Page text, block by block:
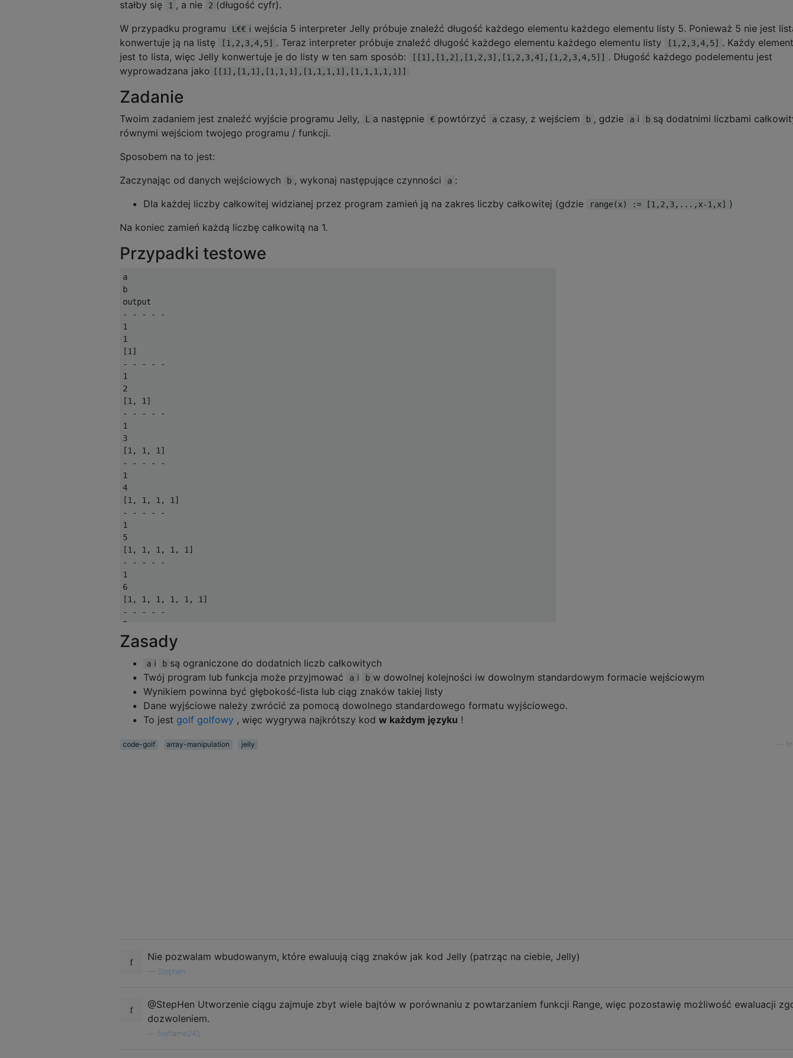
stałby się
1 , a nie 2 (długość cyfr).
W przypadku programu
L€€ i wejścia 5 interpreter Jelly próbuje znaleźć długość każdego elementu każdego elementu listy 5. Ponieważ 5 nie jest
konwertuje ją na listę
[1,2,3,4,5] . Teraz interpreter próbuje znaleźć długość każdego elementu każdego elementu listy [1,2,3,4,5] . Każdy
jest to lista, więc Jelly konwertuje je do listy w ten sam sposób:
[[1],[1,2],[1,2,3],[1,2,3,4],[1,2,3,4,5]] . Długość każdego podelementu jest
wyprowadzana jako [[1],[1,1],[1,1,1],[1,1,1,1],[1,1,1,1,1]]
Zadanie
Twoim zadaniem jest znaleźć wyjście programu Jelly, L a następnie € powtórzyć a czasy, z wejściem b , gdzie a i b są dodatnimi liczbami
równymi wejściom twojego programu / funkcji.
Sposobem na to jest:
Zaczynając od danych wejściowych
b , wykonaj następujące czynności a :
Dla każdej liczby całkowitej widzianej przez program zamień ją na zakres liczby całkowitej (gdzie
range(x) := [1,2,3,...,x-1,x] )
Na koniec zamień każdą liczbę całkowitą na 1.
Przypadki testowe
a
b
output
- - - - -
1
1
[1]
- - - - -
1
2
[1, 1]
- - - - -
1
3
[1, 1, 1]
- - - - -
1
4
[1, 1, 1, 1]
- - - - -
1
5
[1, 1, 1, 1, 1]
- - - - -
1
6
[1, 1, 1, 1, 1, 1]
- - - - -
2
1
[[1]]
- - - - -
[[1], [1, 1]]
- - - - -
[[1], [1, 1], [1, 1, 1]]
- - - - -
- - - - -
Zasady
a i b są ograniczone do dodatnich liczb całkowitych
Twój program lub funkcja może przyjmować
a i b w dowolnej kolejności iw dowolnym standardowym formacie wejściowym
Wynikiem powinna być głębokość-lista lub ciąg znaków takiej listy
Dane wyjściowe należy zwrócić za pomocą dowolnego standardowego formatu wyjściowego.
To jest golf golfowy , więc wygrywa najkrótszy kod w każdym języku !
code-golf array-manipulation jelly
Nie pozwalam wbudowanym, które ewaluują ciąg znaków jak kod Jelly (patrząc na ciebie, Jelly)
Stephen
@StepHen Utworzenie ciągu zajmuje zbyt wiele bajtów w porównaniu z powtarzaniem funkcji Range, więc pozostawię możliwość ewaluacji
dozwoleniem.
fireflame241,